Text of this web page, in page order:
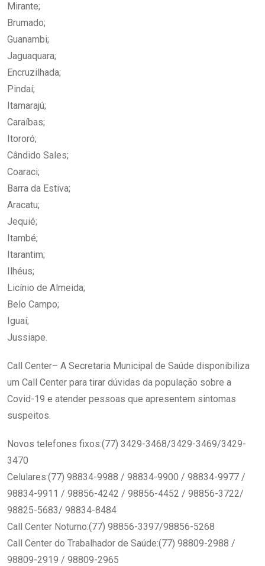
Mirante;
Brumado;
Guanambi;
Jaguaquara;
Encruzilhada;
Pindaí;
Itamarajú;
Caraíbas;
Itororó;
Cândido Sales;
Coaraci;
Barra da Estiva;
Aracatu;
Jequié;
Itambé;
Itarantim;
Ilhéus;
Licínio de Almeida;
Belo Campo;
Iguaí;
Jussiape.
Call Center– A Secretaria Municipal de Saúde disponibiliza
um Call Center para tirar dúvidas da população sobre a
Covid-19 e atender pessoas que apresentem sintomas
suspeitos.
Novos telefones fixos:(77) 3429-3468/3429-3469/3429-
3470
Celulares:(77) 98834-9988 / 98834-9900 / 98834-9977 /
98834-9911 / 98856-4242 / 98856-4452 / 98856-3722/
98825-5683/ 98834-8484
Call Center Noturno:(77) 98856-3397/98856-5268
Call Center do Trabalhador de Saúde:(77) 98809-2988 /
98809-2919 / 98809-2965